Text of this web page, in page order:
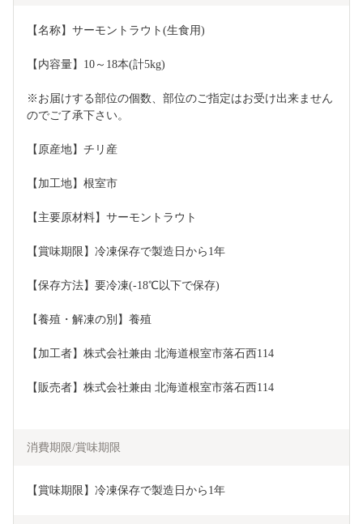
【名称】サーモントラウト(生食用)
【内容量】10～18本(計5kg)
※お届けする部位の個数、部位のご指定はお受け出来ません
のでご了承下さい。
【原産地】チリ産
【加工地】根室市
【主要原材料】サーモントラウト
【賞味期限】冷凍保存で製造日から1年
【保存方法】要冷凍(-18℃以下で保存)
【養殖・解凍の別】養殖
【加工者】株式会社兼由 北海道根室市落石西114
【販売者】株式会社兼由 北海道根室市落石西114
消費期限/賞味期限
【賞味期限】冷凍保存で製造日から1年